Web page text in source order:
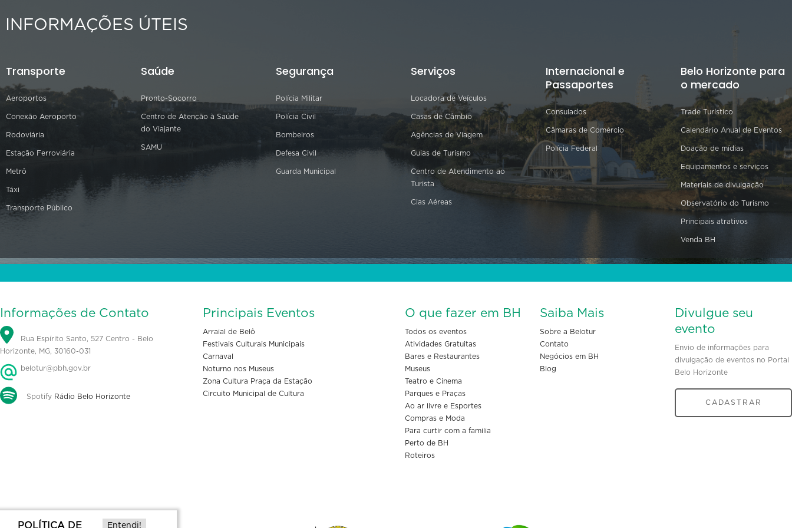
INFORMAÇÕES ÚTEIS
Transporte
Aeroportos
Conexão Aeroporto
Rodoviária
Estação Ferroviária
Metrô
Táxi
Transporte Público
Saúde
Pronto-Socorro
Centro de Atenção à Saúde
do Viajante
SAMU
Segurança
Polícia Militar
Polícia Civil
Bombeiros
Defesa Civil
Guarda Municipal
Serviços
Locadora de Veículos
Casas de Câmbio
Agências de Viagem
Guias de Turismo
Centro de Atendimento ao
Turista
Cias Aéreas
Internacional e
Passaportes
Consulados
Câmaras de Comércio
Polícia Federal
Belo Horizonte para
o mercado
Trade Turístico
Calendário Anual de Eventos
Doação de mídias
Equipamentos e serviços
Materiais de divulgação
Observatório do Turismo
Principais atrativos
Venda BH
Informações de Contato
Rua Espírito Santo, 527 Centro - Belo
Horizonte, MG, 30160-031
belotur@pbh.gov.br
Spotify Rádio Belo Horizonte
Principais Eventos
Arraial de Belô
Festivais Culturais Municipais
Carnaval
Noturno nos Museus
Zona Cultura Praça da Estação
Circuito Municipal de Cultura
O que fazer em BH
Todos os eventos
Atividades Gratuitas
Bares e Restaurantes
Museus
Teatro e Cinema
Parques e Praças
Ao ar livre e Esportes
Compras e Moda
Para curtir com a familia
Perto de BH
Roteiros
Saiba Mais
Sobre a Belotur
Contato
Negócios em BH
Blog
Divulgue seu
evento
Envio de informações para
divulgação de eventos no Portal
Belo Horizonte
CADASTRAR
POLÍTICA DE Entendi!